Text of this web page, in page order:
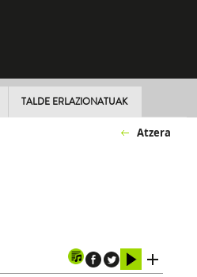
TALDE ERLAZIONATUAK
Atzera